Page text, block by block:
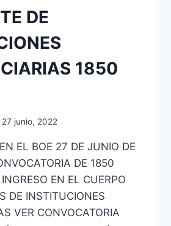
DE
1850
27 junio, 2022
EL BOE 27 DE JUNIO DE
DE 1850
EN EL CUERPO
DE INSTITUCIONES
VER CONVOCATORIA